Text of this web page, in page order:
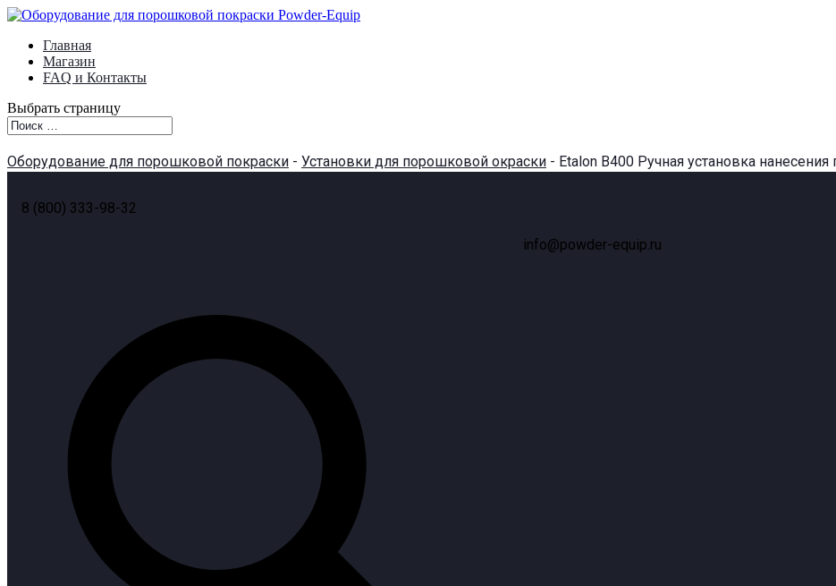
Главная
Магазин
FAQ и Контакты
Выбрать страницу
Оборудование для порошковой покраски - Установки для порошковой окраски - Etalon В400 Ручная установка
8 (800) 333-98-32
info@powder-equip.ru